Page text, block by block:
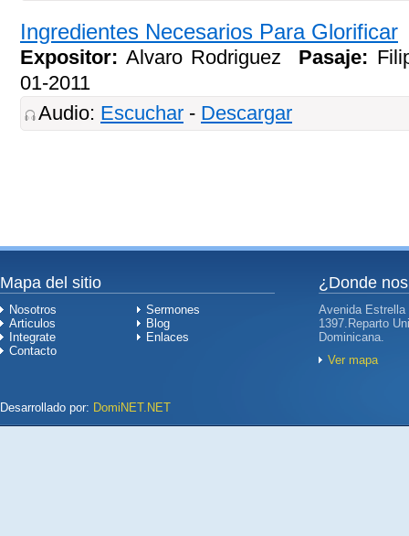
Ingredientes Necesarios Para Glorificar
Expositor:Alvaro Rodriguez Pasaje:
01-2011
Audio: Escuchar - Descargar
Mapa del sitio
Nosotros
Sermones
Articulos
Blog
Integrate
Enlaces
Contacto
¿Donde
Avenida
1397.Reparto
Dominicana.
Ver mapa
Desarrollado por: DomiNET.NET